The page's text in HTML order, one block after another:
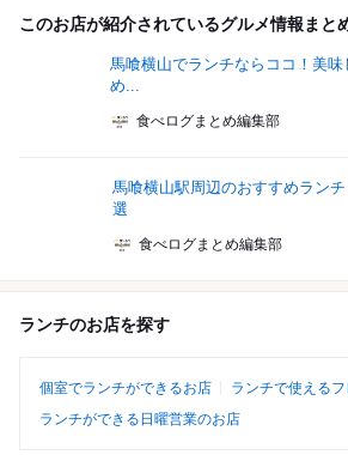
このお店が紹介されているグルメ情報まと
馬喰横山でランチならココ！美
め...
食べログまとめ編集部
馬喰横山駅周辺のおすすめラン
選
食べログまとめ編集部
ランチのお店を探す
個室でランチができるお店
ランチで使える
ランチができる日曜営業のお店